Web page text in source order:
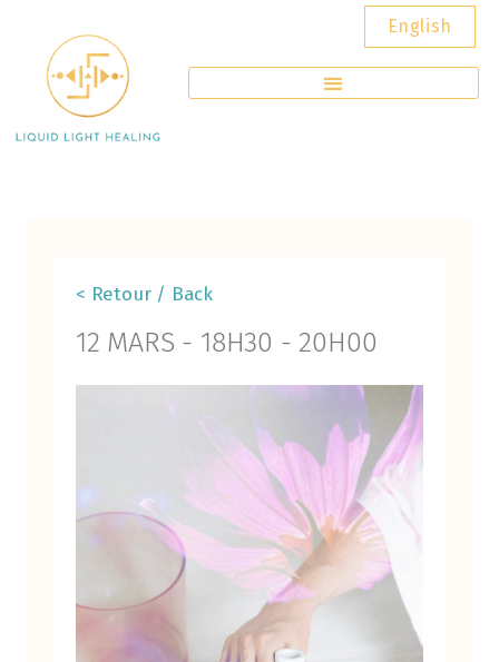
English
< Retour / Back
12 MARS - 18H30 - 20H00